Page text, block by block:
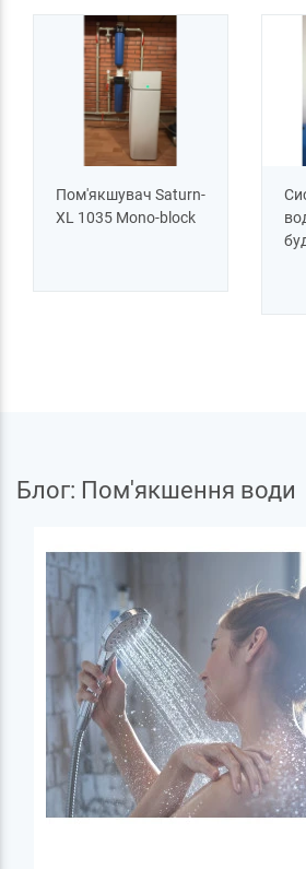
Пом'якшувач Saturn-
XL 1035 Mono-block
Блог: Пом'якшення води